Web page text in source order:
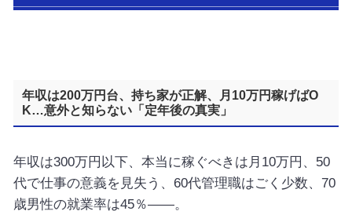
年収は200万円台、持ち家が正解、月10万円稼げばO
K…意外と知らない「定年後の真実」
年収は300万円以下、本当に稼ぐべきは月10万円、50
代で仕事の意義を見失う、60代管理職はごく少数、70
歳男性の就業率は45％――。